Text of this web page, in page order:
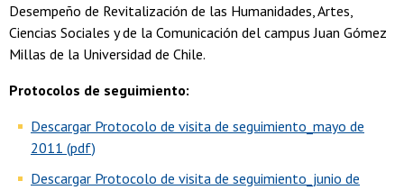
Desempeño de Revitalización de las Humanidades, Artes,
Ciencias Sociales y de la Comunicación del campus Juan Gómez
Millas de la Universidad de Chile.
Protocolos de seguimiento:
Descargar Protocolo de visita de seguimiento_mayo de
2011 (pdf)
Descargar Protocolo de visita de seguimiento_junio de